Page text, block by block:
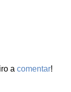
a comentar!